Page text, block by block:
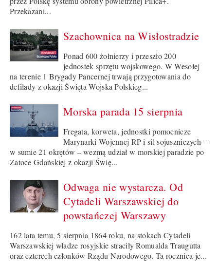
Przekazani...
Szachownica na Wisłostradzie
Ponad 600 żołnierzy i przeszło 200
jednostek sprzętu wojskowego. W Wesołej
na terenie 1 Brygady Pancernej trwają przygotowania do
defilady z okazji Święta Wojska Polskieg...
Morska parada 15 sierpnia
Fregata, korweta, jednostki pomocnicze
Marynarki Wojennej RP i sił sojuszniczych –
w sumie 21 okrętów – wezmą udział w morskiej paradzie po
Zatoce Gdańskiej z okazji Świę...
Odwaga nie wystarcza. Od
Cytadeli Warszawskiej do
powstańczej Warszawy
162 lata temu, 5 sierpnia 1864 roku, na stokach Cytadeli
Warszawskiej władze rosyjskie straciły Romualda Traugutta
oraz czterech członków Rządu Narodowego. Ta rocznica je...